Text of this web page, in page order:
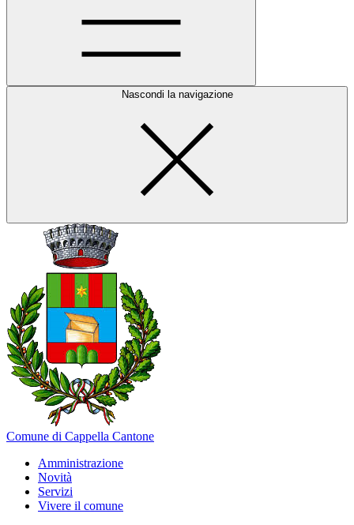
Nascondi la navigazione
Comune di Cappella Cantone
Amministrazione
Novità
Servizi
Vivere il comune